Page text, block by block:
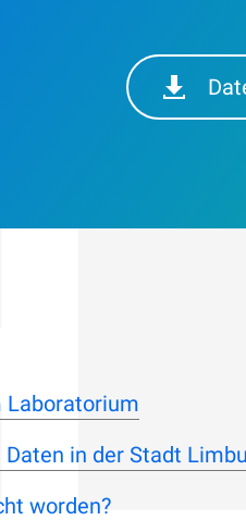
Laboratorium
in der Stadt
worden?